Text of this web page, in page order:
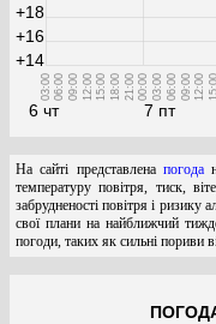
6 чт
03:0006:00 09:00 12:0015:00 18:00 21:00
7 пт
00:00 03:00 06:00 09:0012:00 15:00
+14
+16
+18
На сайті представленапогода
температуру повітря, тиск,
забрудненості повітря і
свої плани на найближчий
погоди, таких як сильні пориви